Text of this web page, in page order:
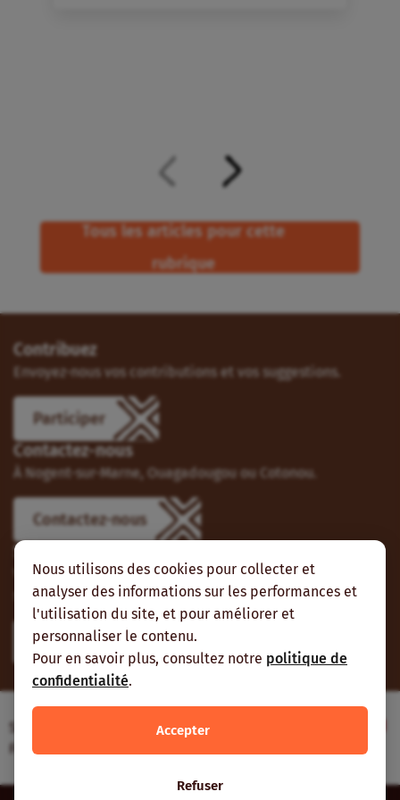
Nous utilisons des cookies pour collecter et
analyser des informations sur les performances et
l'utilisation du site, et pour améliorer et
personnaliser le contenu.
Pour en savoir plus, consultez notre politique de
confidentialité.
Accepter
Refuser
Tous les articles pour cette
rubrique
Contribuez
Envoyez-nous vos contributions et vos suggestions.
Participer
Contactez-nous
À Nogent-sur-Marne, Ouagadougou ou Cotonou.
Contactez-nous
Suivez-nous
Vous pouvez aussi vous abonner à nos flux RSS et nous
suivre sur les réseaux sociaux.
Site web réalisé avec le soutien de l’Agence
Française de Développement